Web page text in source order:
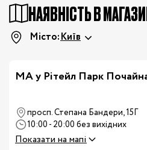
НАЯВНІСТЬ В
Місто:Київ
МА у Рітейл Парк
просп. Степана Бандери, 15Г
10:00 - 20:00 без вихідних
Показати на мапі